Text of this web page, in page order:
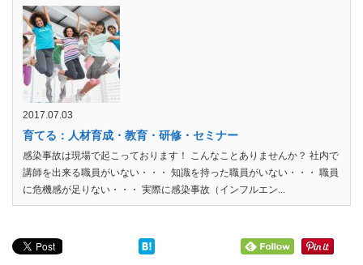
2017.07.03
育てる：人材育成・教育・研修・セミナー
感染事故は現場で起こっております！ こんなことありませんか？ 社内で
講師を出来る職員がいない・・・ 知識を持った職員がいない・・・ 職員
に危機感が足りない・・・ 実際に感染事故（インフルエン...